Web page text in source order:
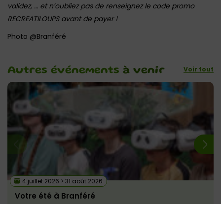
validez, … et n’oubliez pas de renseignez le code promo
RECREATILOUPS avant de payer !
Photo @Branféré
Autres événements à venir Voir tout
4 juillet 2026 > 31 août 2026
Votre été à Branféré